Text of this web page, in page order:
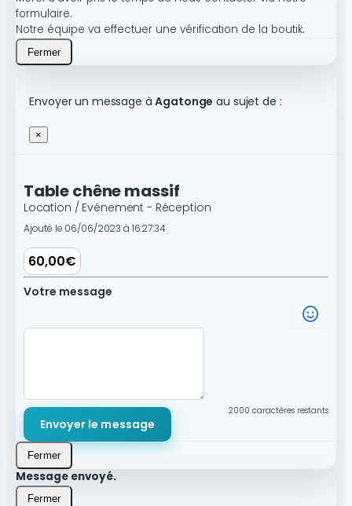
formulaire.
Notre équipe va effectuer une vérification de la boutik.
Fermer
Envoyer un message àAgatonge au sujet de :
×
Table chêne massif
Location / Evénement - Réception
Ajouté le 06/06/2023 à 16:27:34
60,00€
Votre message
2000 caractères restants
Envoyer le message
Fermer
Message envoyé.
Fermer